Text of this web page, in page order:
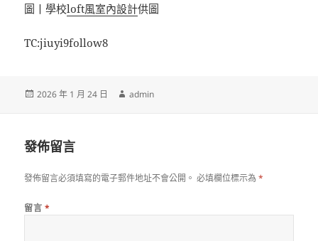
圖丨學校loft風室內設計供圖
TC:jiuyi9follow8
發
2026 年 1 月 24 日
作
admin
發佈留言
發佈留言必須填寫的電子郵件地址不會公開。 必填欄位標示為*
留言 *